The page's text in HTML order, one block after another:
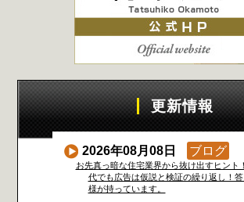
更新情報
2026年08月08日 ブログ
お先真っ暗な住宅業界から抜け出すヒント
代でも広告は仮説と検証の繰り返し！
様が持っています。